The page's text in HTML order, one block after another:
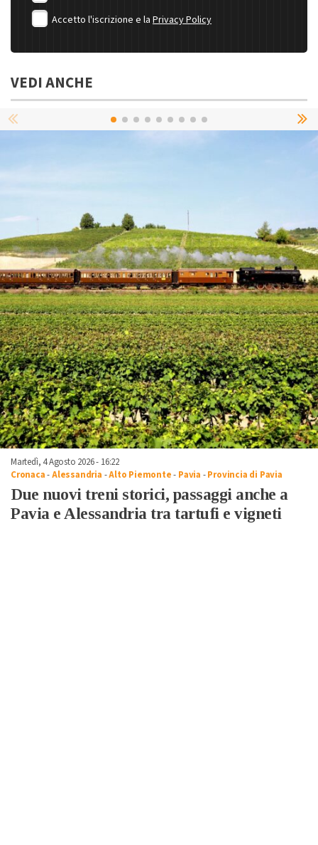
Accetto l'iscrizione e la Privacy Policy
VEDI ANCHE
Martedì, 4 Agosto 2026 - 16:22
Cronaca-Alessandria -Alto Piemonte- Pavia -Provincia di Pavia
Due nuovi treni storici, passaggi anche a
Pavia e Alessandria tra tartufi e vigneti